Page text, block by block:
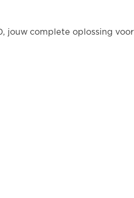
jouw complete oplossing voor